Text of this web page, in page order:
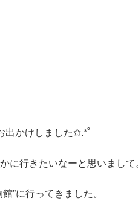
出かけしました✩.*˚
に行きたいなーと思いまして
”に行ってきました。